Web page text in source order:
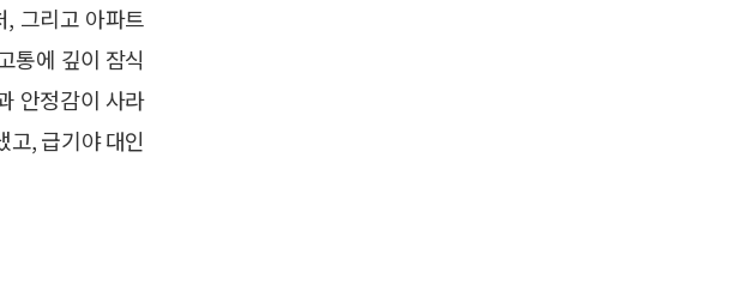
그리고 아파트
통에 깊이 잠식
안정감이 사라
고, 급기야 대인